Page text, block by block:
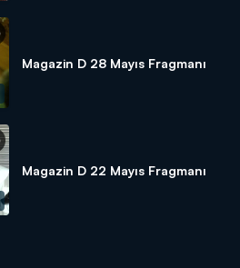
Magazin D 28 Mayıs Fragmanı
Magazin D 22 Mayıs Fragmanı